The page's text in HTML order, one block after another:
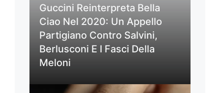
Guccini Reinterpreta Bella
Ciao Nel 2020: Un Appello
Partigiano Contro Salvini,
Berlusconi E I Fasci Della
Meloni